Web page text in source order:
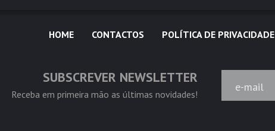
HOME CONTACTOS POLÍTICA DE PRIVACIDADE
SUBSCREVER NEWSLETTER
Receba em primeira mão as últimas novidades!
e-mail